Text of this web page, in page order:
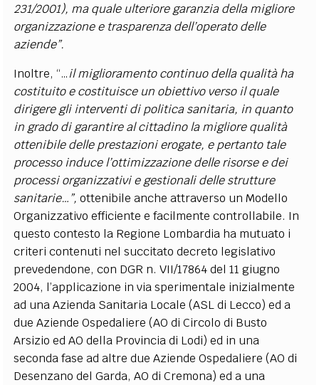
231/2001), ma quale ulteriore garanzia della migliore
organizzazione e trasparenza dell’operato delle
aziende”.
Inoltre, “…il miglioramento continuo della qualità ha
costituito e costituisce un obiettivo verso il quale
dirigere gli interventi di politica sanitaria, in quanto
in grado di garantire al cittadino la migliore qualità
ottenibile delle prestazioni erogate, e pertanto tale
processo induce l’ottimizzazione delle risorse e dei
processi organizzativi e gestionali delle strutture
sanitarie…”,ottenibile anche attraverso un Modello
Organizzativo efficiente e facilmente controllabile. In
questo contesto la Regione Lombardia ha mutuato i
criteri contenuti nel succitato decreto legislativo
prevedendone, con DGR n. VII/17864 del 11 giugno
2004, l’applicazione in via sperimentale inizialmente
ad una Azienda Sanitaria Locale (ASL di Lecco) ed a
due Aziende Ospedaliere (AO di Circolo di Busto
Arsizio ed AO della Provincia di Lodi) ed in una
seconda fase ad altre due Aziende Ospedaliere (AO di
Desenzano del Garda, AO di Cremona) ed a una